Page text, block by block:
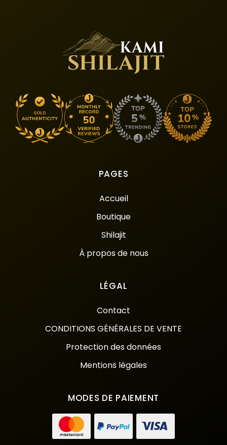
PAGES
Accueil
Boutique
Shilajit
À propos de nous
LÉGAL
Contact
CONDITIONS GÉNÉRALES DE VENTE
Protection des données
Mentions légales
MODES DE PAIEMENT